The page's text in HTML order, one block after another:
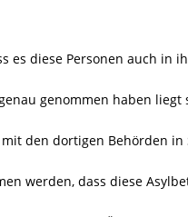
es diese Personen auch in
genommen haben
den dortigen Behörden
werden, dass diese